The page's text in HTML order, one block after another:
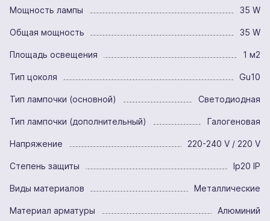
Мощность лампы 35 W
Общая мощность 35 W
Площадь освещения 1 м2
Тип цоколя Gu10
Тип лампочки (основной) Светодиодная
Тип лампочки (дополнительный) Галогеновая
Напряжение 220-240 V / 220 V
Степень защиты Ip20 IP
Виды материалов Металлические
Материал арматуры Алюминий